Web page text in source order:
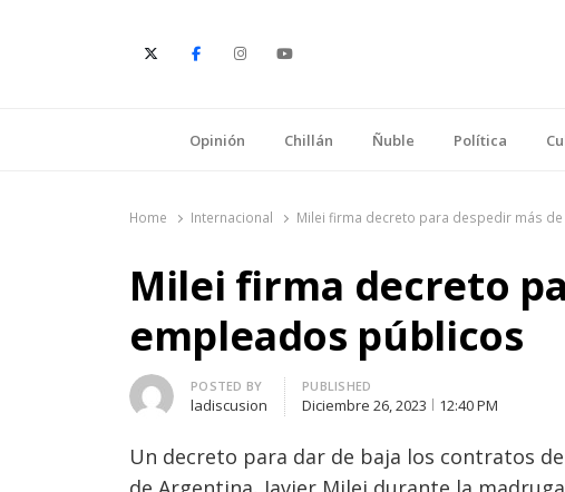
Opinión Chillán Ñuble Política
Home Internacional Milei firma decreto para despedir más
Milei firma decreto
empleados públicos
Author
POSTED BY
ladiscusion
PUBLISHED
Diciembre 26, 2023 12:40 PM
Un decreto para dar de baja los contratos de